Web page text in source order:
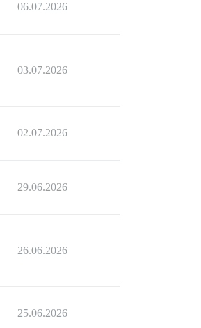
06.07.2026
03.07.2026
02.07.2026
29.06.2026
26.06.2026
25.06.2026